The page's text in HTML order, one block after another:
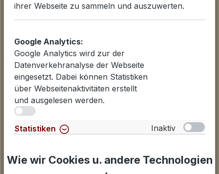
Informationen
Datenschutzerklärung
Lieferinformationen
Zahlungsarten
AGB
Widerrufsbelehrung
ihrer Webseite zu sammeln und auszuwerten.
Google Analytics:
Google Analytics wird zur der
Datenverkehranalyse der Webseite
eingesetzt. Dabei können Statistiken
über Webseitenaktivitäten erstellt
und ausgelesen werden.
Statistiken
Inaktiv
genutzte Cookies.
Wie wir Cookies u. andere Technologien